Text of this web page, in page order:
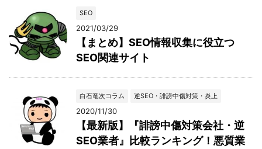
SEO
2021/03/29
【まとめ】SEO情報収集に役立つ
SEO関連サイト
白石竜次コラム 逆SEO・誹謗中傷対策・炎上
2020/11/30
【最新版】『誹謗中傷対策会社・逆
SEO業者』比較ランキング！悪質業